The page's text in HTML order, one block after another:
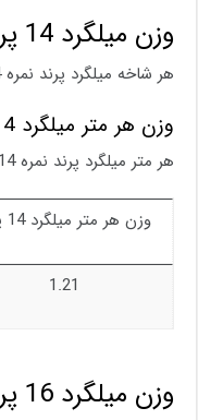
وزن میلگرد 14 پرند چند کیلو گرم است ؟
هر شاخه میلگرد پرند نمره 14 حدود 14.5 کیلوگرم است.
وزن هر متر میلگرد 14 پرند چند کیلو گرم است ؟
هر متر میلگرد پرند نمره 14 حدود 14.5 کیلوگرم است.
وزن هر متر میلگرد 14 پرند
1.21
وزن میلگرد 16 پرند چند کیلو گرم است ؟